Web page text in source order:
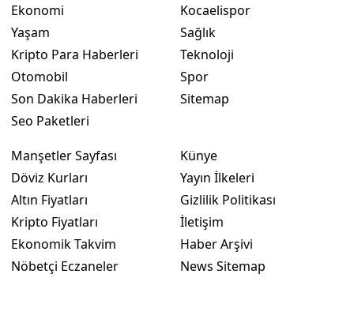
Ekonomi
Yaşam
Kripto Para Haberleri
Otomobil
Son Dakika Haberleri
Seo Paketleri
Kocaelispor
Sağlık
Teknoloji
Spor
Sitemap
Manşetler Sayfası
Döviz Kurları
Altın Fiyatları
Kripto Fiyatları
Ekonomik Takvim
Nöbetçi Eczaneler
Künye
Yayın İlkeleri
Gizlilik Politikası
İletişim
Haber Arşivi
News Sitemap